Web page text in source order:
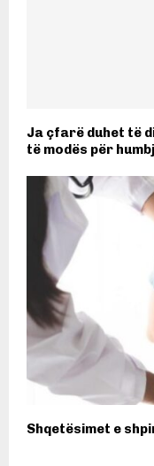
Ja çfarë duhet të
të modës për
Shqetësimet e